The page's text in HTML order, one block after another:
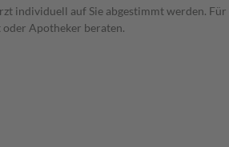
individuell auf Sie abgestimmt werden.
Apotheker beraten.